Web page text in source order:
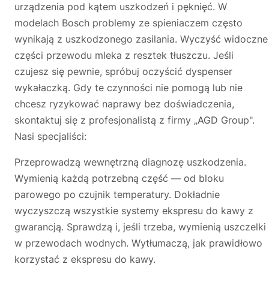
urządzenia pod kątem uszkodzeń i pęknięć. W
modelach Bosch problemy ze spieniaczem często
wynikają z uszkodzonego zasilania. Wyczyść widoczne
części przewodu mleka z resztek tłuszczu. Jeśli
czujesz się pewnie, spróbuj oczyścić dyspenser
wykałaczką. Gdy te czynności nie pomogą lub nie
chcesz ryzykować naprawy bez doświadczenia,
skontaktuj się z profesjonalistą z firmy „AGD Group".
Nasi specjaliści:
Przeprowadzą wewnętrzną diagnozę uszkodzenia.
Wymienią każdą potrzebną część — od bloku
parowego po czujnik temperatury. Dokładnie
wyczyszczą wszystkie systemy ekspresu do kawy z
gwarancją. Sprawdzą i, jeśli trzeba, wymienią uszczelki
w przewodach wodnych. Wytłumaczą, jak prawidłowo
korzystać z ekspresu do kawy.